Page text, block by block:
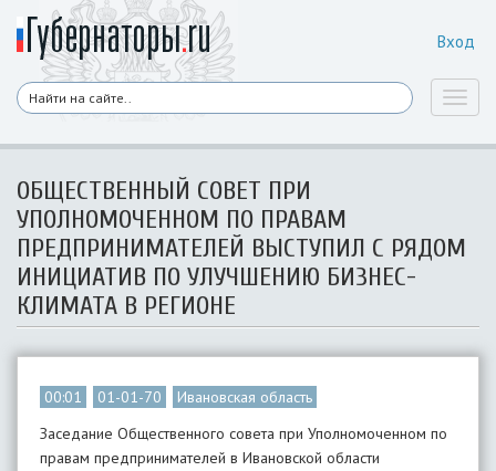
Вход
ОБЩЕСТВЕННЫЙ СОВЕТ ПРИ
УПОЛНОМОЧЕННОМ ПО ПРАВАМ
ПРЕДПРИНИМАТЕЛЕЙ ВЫСТУПИЛ С РЯДОМ
ИНИЦИАТИВ ПО УЛУЧШЕНИЮ БИЗНЕС-
КЛИМАТА В РЕГИОНЕ
00:01 01-01-70
Ивановская область
Заседание Общественного совета при Уполномоченном по
правам предпринимателей в Ивановской области